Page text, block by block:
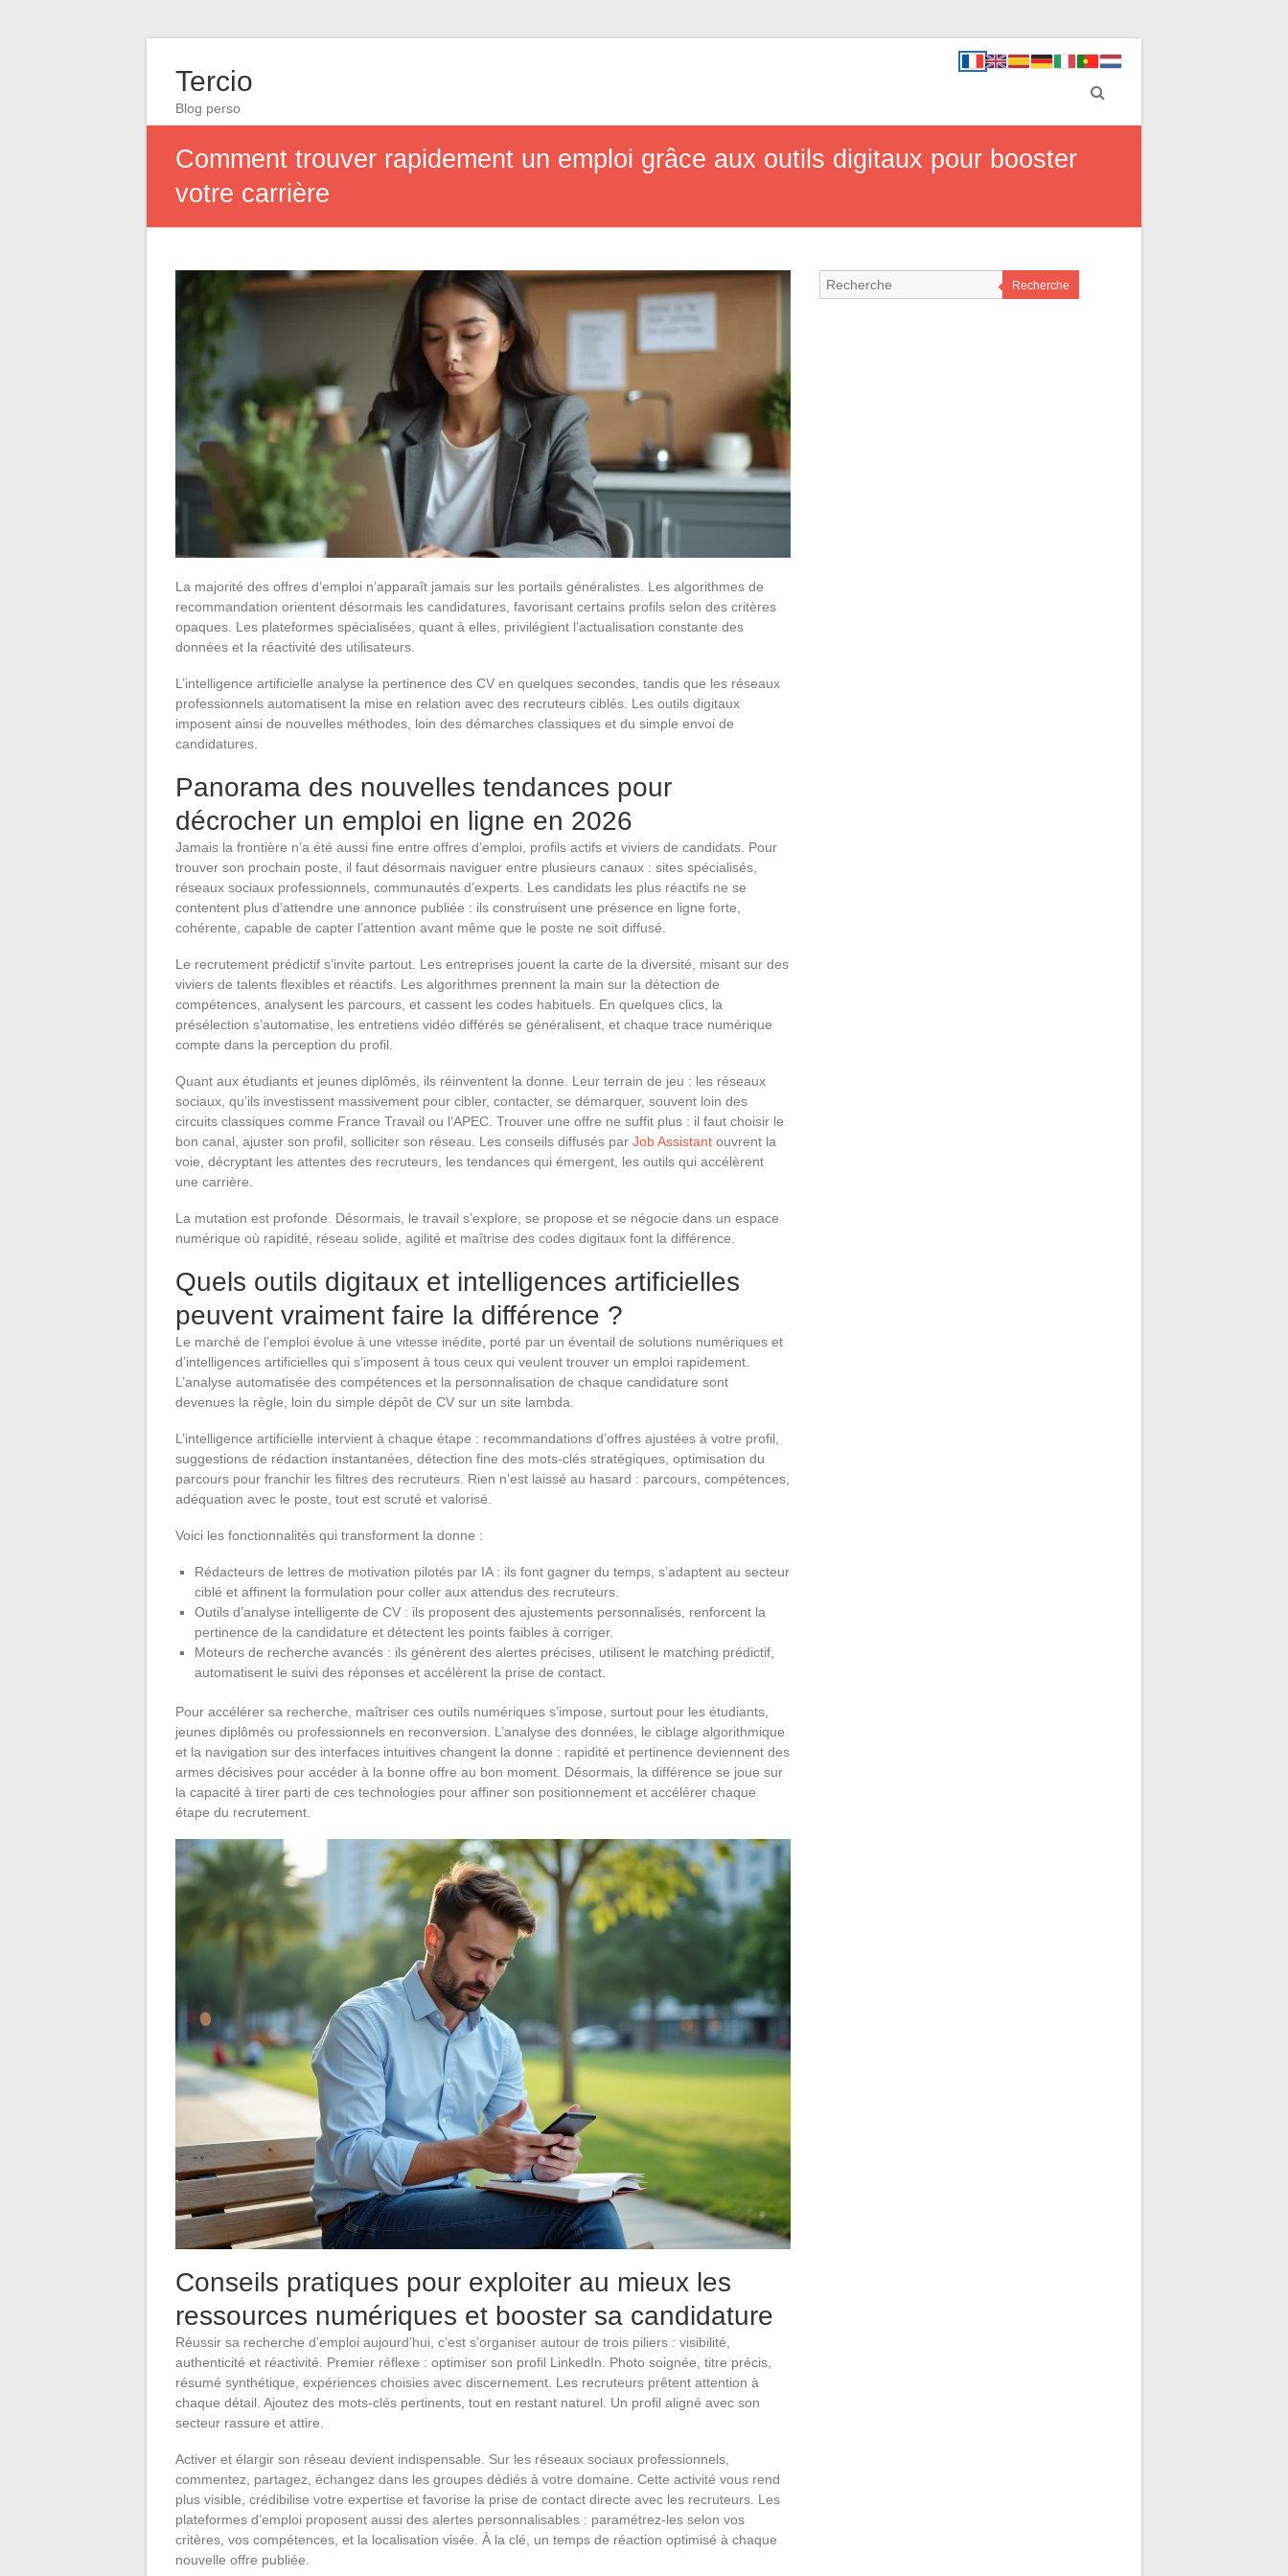
Tercio
Blog perso
Comment trouver rapidement un emploi grâce aux outils digitaux pour booster
votre carrière
La majorité des offres d’emploi n’apparaît jamais sur les portails généralistes. Les algorithmes de
recommandation orientent désormais les candidatures, favorisant certains profils selon des critères
opaques. Les plateformes spécialisées, quant à elles, privilégient l’actualisation constante des
données et la réactivité des utilisateurs.
L’intelligence artificielle analyse la pertinence des CV en quelques secondes, tandis que les réseaux
professionnels automatisent la mise en relation avec des recruteurs ciblés. Les outils digitaux
imposent ainsi de nouvelles méthodes, loin des démarches classiques et du simple envoi de
candidatures.
Panorama des nouvelles tendances pour
décrocher un emploi en ligne en 2026
Jamais la frontière n’a été aussi fine entre offres d’emploi, profils actifs et viviers de candidats. Pour
trouver son prochain poste, il faut désormais naviguer entre plusieurs canaux : sites spécialisés,
réseaux sociaux professionnels, communautés d’experts. Les candidats les plus réactifs ne se
contentent plus d’attendre une annonce publiée : ils construisent une présence en ligne forte,
cohérente, capable de capter l’attention avant même que le poste ne soit diffusé.
Le recrutement prédictif s’invite partout. Les entreprises jouent la carte de la diversité, misant sur des
viviers de talents flexibles et réactifs. Les algorithmes prennent la main sur la détection de
compétences, analysent les parcours, et cassent les codes habituels. En quelques clics, la
présélection s’automatise, les entretiens vidéo différés se généralisent, et chaque trace numérique
compte dans la perception du profil.
Quant aux étudiants et jeunes diplômés, ils réinventent la donne. Leur terrain de jeu : les réseaux
sociaux, qu’ils investissent massivement pour cibler, contacter, se démarquer, souvent loin des
circuits classiques comme France Travail ou l’APEC. Trouver une offre ne suffit plus : il faut choisir le
bon canal, ajuster son profil, solliciter son réseau. Les conseils diffusés par Job Assistant ouvrent la
voie, décryptant les attentes des recruteurs, les tendances qui émergent, les outils qui accélèrent
une carrière.
La mutation est profonde. Désormais, le travail s’explore, se propose et se négocie dans un espace
numérique où rapidité, réseau solide, agilité et maîtrise des codes digitaux font la différence.
Quels outils digitaux et intelligences artificielles
peuvent vraiment faire la différence ?
Le marché de l’emploi évolue à une vitesse inédite, porté par un éventail de solutions numériques et
d’intelligences artificielles qui s’imposent à tous ceux qui veulent trouver un emploi rapidement.
L’analyse automatisée des compétences et la personnalisation de chaque candidature sont
devenues la règle, loin du simple dépôt de CV sur un site lambda.
L’intelligence artificielle intervient à chaque étape : recommandations d’offres ajustées à votre profil,
suggestions de rédaction instantanées, détection fine des mots-clés stratégiques, optimisation du
parcours pour franchir les filtres des recruteurs. Rien n’est laissé au hasard : parcours, compétences,
adéquation avec le poste, tout est scruté et valorisé.
Voici les fonctionnalités qui transforment la donne :
Rédacteurs de lettres de motivation pilotés par IA : ils font gagner du temps, s’adaptent au secteur
ciblé et affinent la formulation pour coller aux attendus des recruteurs.
Outils d’analyse intelligente de CV : ils proposent des ajustements personnalisés, renforcent la
pertinence de la candidature et détectent les points faibles à corriger.
Moteurs de recherche avancés : ils génèrent des alertes précises, utilisent le matching prédictif,
automatisent le suivi des réponses et accélèrent la prise de contact.
Pour accélérer sa recherche, maîtriser ces outils numériques s’impose, surtout pour les étudiants,
jeunes diplômés ou professionnels en reconversion. L’analyse des données, le ciblage algorithmique
et la navigation sur des interfaces intuitives changent la donne : rapidité et pertinence deviennent des
armes décisives pour accéder à la bonne offre au bon moment. Désormais, la différence se joue sur
la capacité à tirer parti de ces technologies pour affiner son positionnement et accélérer chaque
étape du recrutement.
Conseils pratiques pour exploiter au mieux les
ressources numériques et booster sa candidature
Réussir sa recherche d’emploi aujourd’hui, c’est s’organiser autour de trois piliers : visibilité,
authenticité et réactivité. Premier réflexe : optimiser son profil LinkedIn. Photo soignée, titre précis,
résumé synthétique, expériences choisies avec discernement. Les recruteurs prêtent attention à
chaque détail. Ajoutez des mots-clés pertinents, tout en restant naturel. Un profil aligné avec son
secteur rassure et attire.
Activer et élargir son réseau devient indispensable. Sur les réseaux sociaux professionnels,
commentez, partagez, échangez dans les groupes dédiés à votre domaine. Cette activité vous rend
plus visible, crédibilise votre expertise et favorise la prise de contact directe avec les recruteurs. Les
plateformes d’emploi proposent aussi des alertes personnalisables : paramétrez-les selon vos
critères, vos compétences, et la localisation visée. À la clé, un temps de réaction optimisé à chaque
nouvelle offre publiée.
Recherche